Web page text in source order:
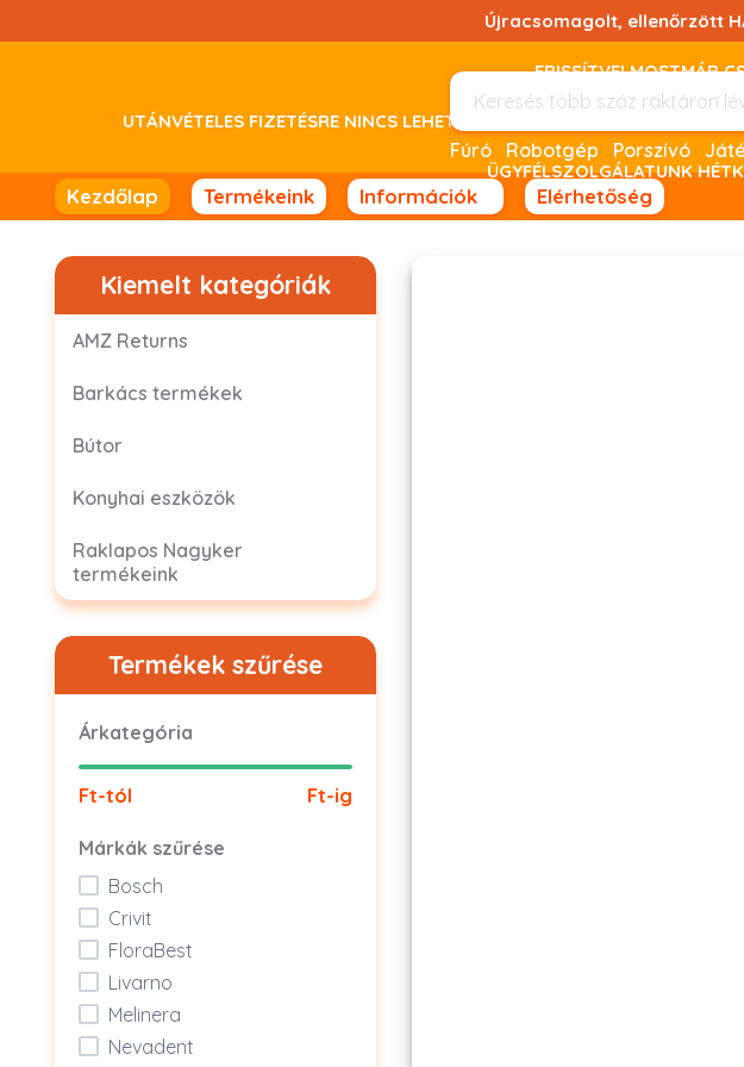
a
Újracsomagolt, ellenőrzött
FRISSÍTVE! MOSTMÁR
UTÁNVÉTELES FIZETÉSRE NINCS LEHETŐSÉG! FIZETNI ONLINE
ÜGYFÉLSZOLGÁLATUNK
Fúró Robotgép Porszívó
Kezdőlap Termékeink Információk Elérhetőség
Kiemelt kategóriák
AMZ Returns
Barkács termékek
Bútor
Konyhai eszközök
Raklapos Nagyker
termékeink
Termékek szűrése
Árkategória
Ft-tól Ft-ig
Márkák szűrése
Bosch
Crivit
FloraBest
Livarno
Melinera
Nevadent